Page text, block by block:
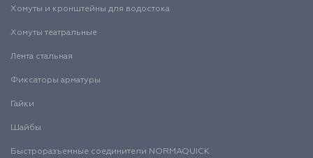
Хомуты и кронштейны для водостока
Хомуты театральные
Лента стальная
Фиксаторы арматуры
Гайки
Шайбы
Быстроразъемные соединители NORMAQUICK